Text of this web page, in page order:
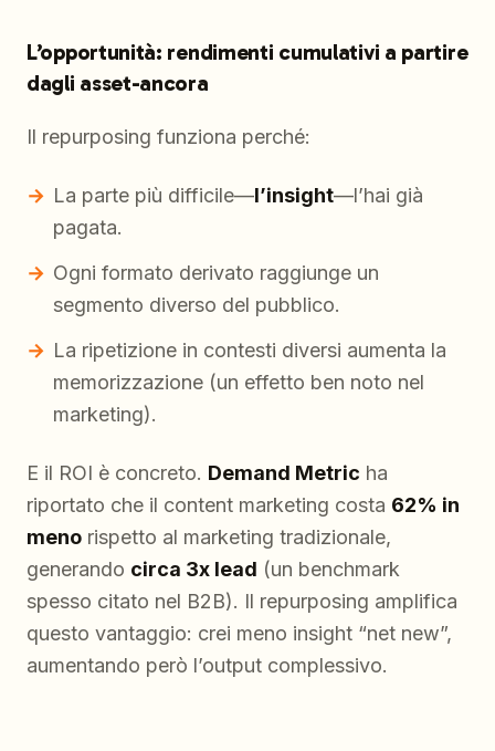
L’opportunità: rendimenti cumulativi a partire
dagli asset-ancora
Il repurposing funziona perché:
La parte più difficile—l’insight—l’hai già
pagata.
Ogni formato derivato raggiunge un
segmento diverso del pubblico.
La ripetizione in contesti diversi aumenta la
memorizzazione (un effetto ben noto nel
marketing).
E il ROI è concreto. Demand Metric ha
riportato che il content marketing costa 62% in
meno rispetto al marketing tradizionale,
generando circa 3x lead (un benchmark
spesso citato nel B2B). Il repurposing amplifica
questo vantaggio: crei meno insight “net new”,
aumentando però l’output complessivo.